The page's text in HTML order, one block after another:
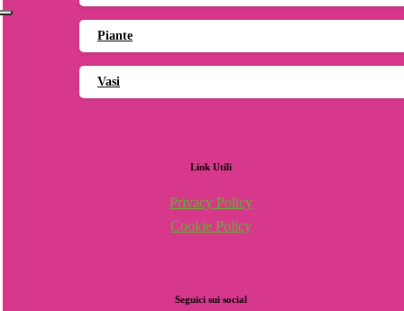
Piante
Vasi
Link Utili
Privacy Policy
Cookie Policy
Seguici sui social